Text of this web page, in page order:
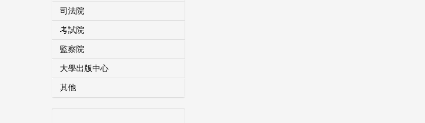
司法院
考試院
監察院
大學出版中心
其他